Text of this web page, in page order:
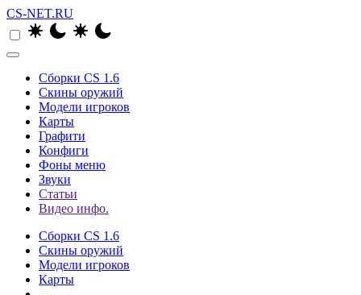
CS-NET.RU
Сборки CS 1.6
Скины оружий
Модели игроков
Карты
Графити
Конфиги
Фоны меню
Звуки
Статьи
Видео инфо.
Сборки CS 1.6
Скины оружий
Модели игроков
Карты